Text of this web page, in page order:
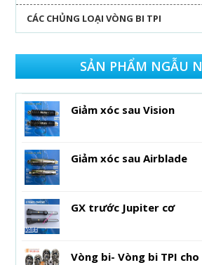
CÁC CHỦNG LOẠI VÒNG BI TPI
SẢN PHẨM NGẪU
Giảm xóc sau Vision
Giảm xóc sau Airblade
GX trước Jupiter cơ
Vòng bi- Vòng bi TPI